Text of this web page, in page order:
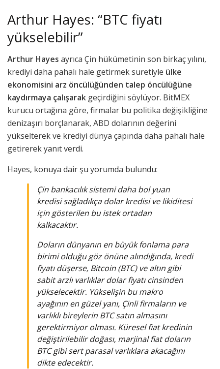
Arthur Hayes: “BTC fiyatı
yükselebilir”
Arthur Hayes ayrıca Çin hükümetinin son birkaç yılını,
krediyi daha pahalı hale getirmek suretiyle ülke
ekonomisini arz öncülüğünden talep öncülüğüne
kaydırmaya çalışarak geçirdiğini söylüyor. BitMEX
kurucu ortağına göre, firmalar bu politika değişikliğine
denizaşırı borçlanarak, ABD dolarının değerini
yükselterek ve krediyi dünya çapında daha pahalı hale
getirerek yanıt verdi.
Hayes, konuya dair şu yorumda bulundu:
Çin bankacılık sistemi daha bol yuan
kredisi sağladıkça dolar kredisi ve likiditesi
için gösterilen bu istek ortadan
kalkacaktır.
Doların dünyanın en büyük fonlama para
birimi olduğu göz önüne alındığında, kredi
fiyatı düşerse, Bitcoin (BTC) ve altın gibi
sabit arzlı varlıklar dolar fiyatı cinsinden
yükselecektir. Yükselişin bu makro
ayağının en güzel yanı, Çinli firmaların ve
varlıklı bireylerin BTC satın almasını
gerektirmiyor olması. Küresel fiat kredinin
değiştirilebilir doğası, marjinal fiat doların
BTC gibi sert parasal varlıklara akacağını
dikte edecektir.